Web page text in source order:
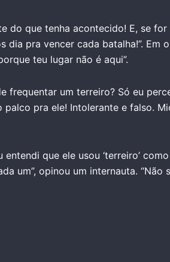
do que tenha acontecido! E, se
pra vencer cada batalha!”. Em
teu lugar não é aqui”.
frequentar um terreiro? Só eu
pra ele! Intolerante e falso.
que ele usou ‘terreiro’ como
um”, opinou um internauta. “Não